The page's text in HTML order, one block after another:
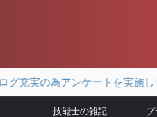
為アンケートを実施しています
技能士の雑記